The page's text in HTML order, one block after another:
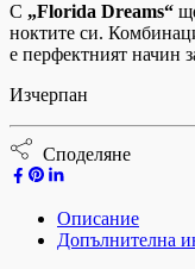
С „Florida Dreams“
ноктите си.
е перфектният начин
Изчерпан
Споделяне
Описание
Допълнителна